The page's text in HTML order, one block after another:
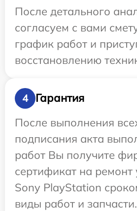
После детального
согласуем с вами
график работ и
восстановлению
4
Гарантия
После выполнения
подписания акта
работ Вы получите
сертификат на ремонт
Sony PlayStation
виды работ и запчасти.